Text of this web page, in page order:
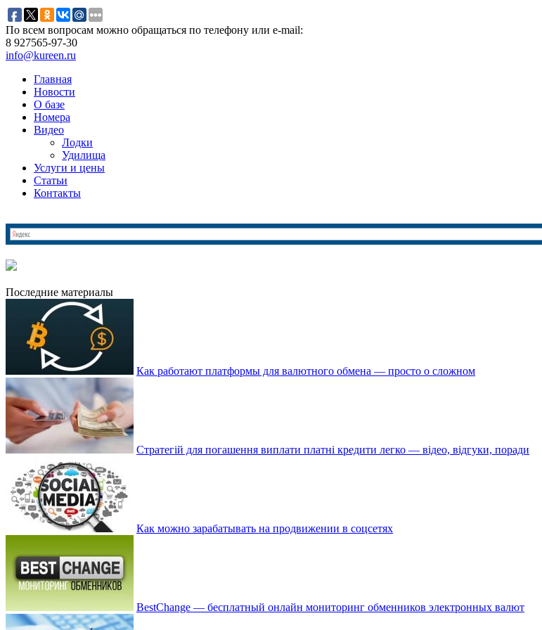
По всем вопросам можно обращаться по телефону или e-mail:
8 927565-97-30
info@kureen.ru
Главная
Новости
О базе
Номера
Видео
Лодки
Удилища
Услуги и цены
Статьи
Контакты
Последние материалы
Как работают платформы для валютного обмена — просто о сложном
Стратегій для погашення виплати платні кредити легко — відео, відгуки, поради
Как можно зарабатывать на продвижении в соцсетях
BestChange — бесплатный онлайн мониторинг обменников электронных валют